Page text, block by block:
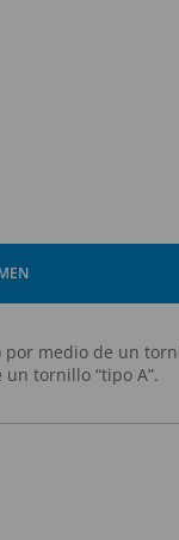
por medio de un
tornillo “tipo A”.